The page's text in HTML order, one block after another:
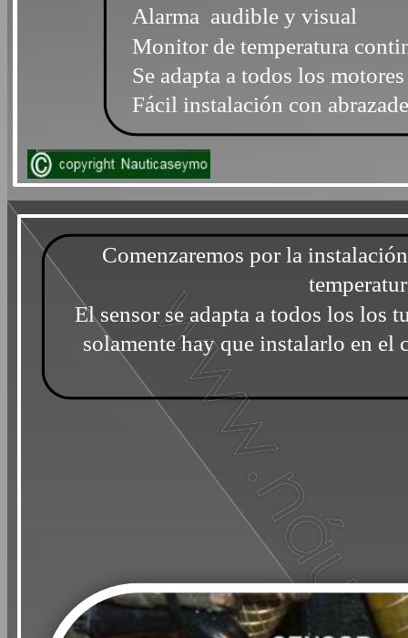
Alarma audible y visual
Monitor de temperatura
Se adapta a todos los motores
Fácil instalación con
Comenzaremos por la
El sensor se adapta a todos los los
solamente hay que instalarlo en el